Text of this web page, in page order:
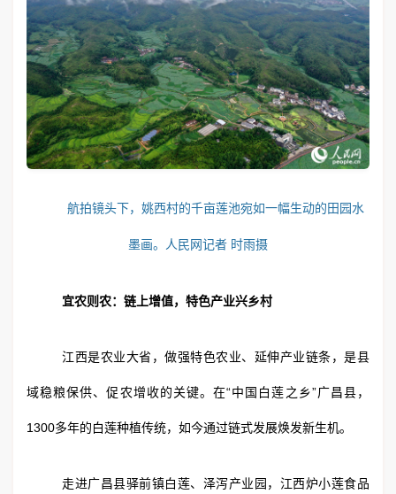
航拍镜头下，姚西村的千亩莲池宛如一幅生动的田园水
墨画。人民网记者 时雨摄
宜农则农：链上增值，特色产业兴乡村
江西是农业大省，做强特色农业、延伸产业链条，是县
域稳粮保供、促农增收的关键。在“中国白莲之乡”广昌县，
1300多年的白莲种植传统，如今通过链式发展焕发新生机。
走进广昌县驿前镇白莲、泽泻产业园，江西炉小莲食品